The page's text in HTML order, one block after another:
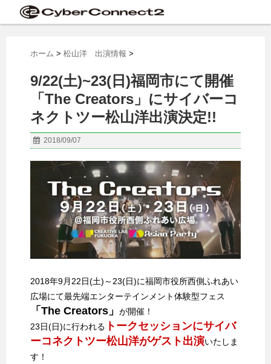
ホーム > 松山洋 出演情報 >
9/22(土)~23(日)福岡市にて開催
「The Creators」にサイバーコ
ネクトツー松山洋出演決定!!
2018/09/07
2018年9月22日(土)～23(日)に福岡市役所西側ふれあい
広場にて最先端エンターテインメント体験型フェス
「The Creators」
が開催！
23日(日)に行われる トークセッションにサイバ
ーコネクトツー松山洋がゲスト出演いたしま
す！